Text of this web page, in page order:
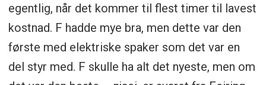
egentlig, når det kommer til flest timer til lavest
kostnad. F hadde mye bra, men dette var den
første med elektriske spaker som det var en
del styr med. F skulle ha alt det nyeste, men om